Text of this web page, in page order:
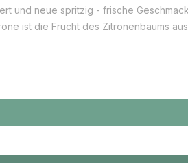
und neue spritzig - frische
ist die Frucht des Zitronenbaums
Citrus wird der großen Familie